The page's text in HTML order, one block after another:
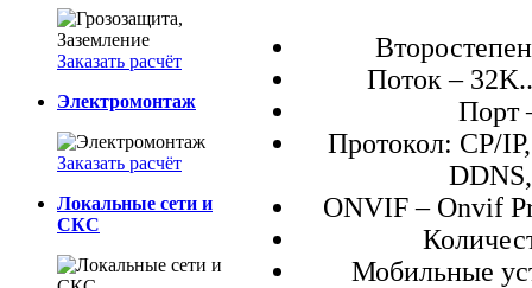
Заказать расчёт
Электромонтаж
Заказать расчёт
Локальные сети и
СКС
Поток –
Порт
Протокол: CP/
ONVIF – Onvif
Мобильные